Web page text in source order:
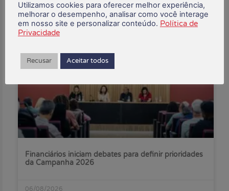
Posts Recentes:
Financiários iniciam debates para definir prioridades
da Campanha 2026
06/08/2026
Utilizamos cookies para oferecer melhor experiência,
melhorar o desempenho, analisar como você interage
em nosso site e personalizar conteúdo. Política de
Privacidade
Recusar Aceitar todos